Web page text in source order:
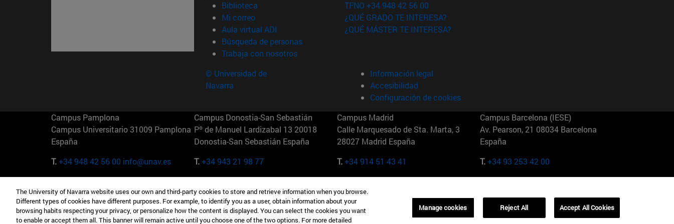
Biblioteca (abre en nueva ventana)
Mi correo(abre en nueva ventana)
Aula virtual ADI (abre en nueva ventana)
Búsqueda de personas(abre en nueva ventana)
Trabaja con nosotros(abre en nueva ventana)
TFNO +34 948 42 56 00
¿QUÉ GRADO TE INTERESA?
¿QUÉ MÁSTER TE INTERESA?
© Universidad de
Navarra
Información legal
Accesibilidad
Configuración de cookies
Campus Pamplona
Campus Universitario 31009 Pamplona
España
T.+34 948 42 56 00 info@unav.es
Campus Donostia-San Sebastián
Pº de Manuel Lardizabal 13 20018
Donostia-San Sebastián España
T.+34 943 21 98 77
Campus Madrid
Calle Marquesado de Sta. Marta, 3
28027 Madrid España
T.+34 914 51 43 41
Campus Barcelona (IESE)
Av. Pearson, 21 08034 Barcelona
España
T.+34 93 253 42 00
Camino del Cerro Águila 3 28023
Madrid España
165 W 57th St 10019-2201 Nueva York
EE.UU
Maria-Theresia-Straße 15 81675
Múnich Alemania
01321001 Bela Vista Brasil
The University of Navarra website uses our own and third-party cookies to store and retrieve information when you browse.
Different types of cookies have different purposes. For example, to identify you as a user, obtain information about your
browsing habits respecting your privacy, or personalize how the content is displayed. You can select the cookies you want
to enable or accept them all. This banner will remain active until you choose one of the two options. For more detailed
Manage cookies Reject All Accept All Cookies